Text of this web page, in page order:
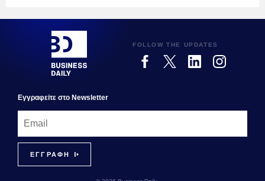
FOLLOW THE UPDATES
Εγγραφεiτε στο Newsletter